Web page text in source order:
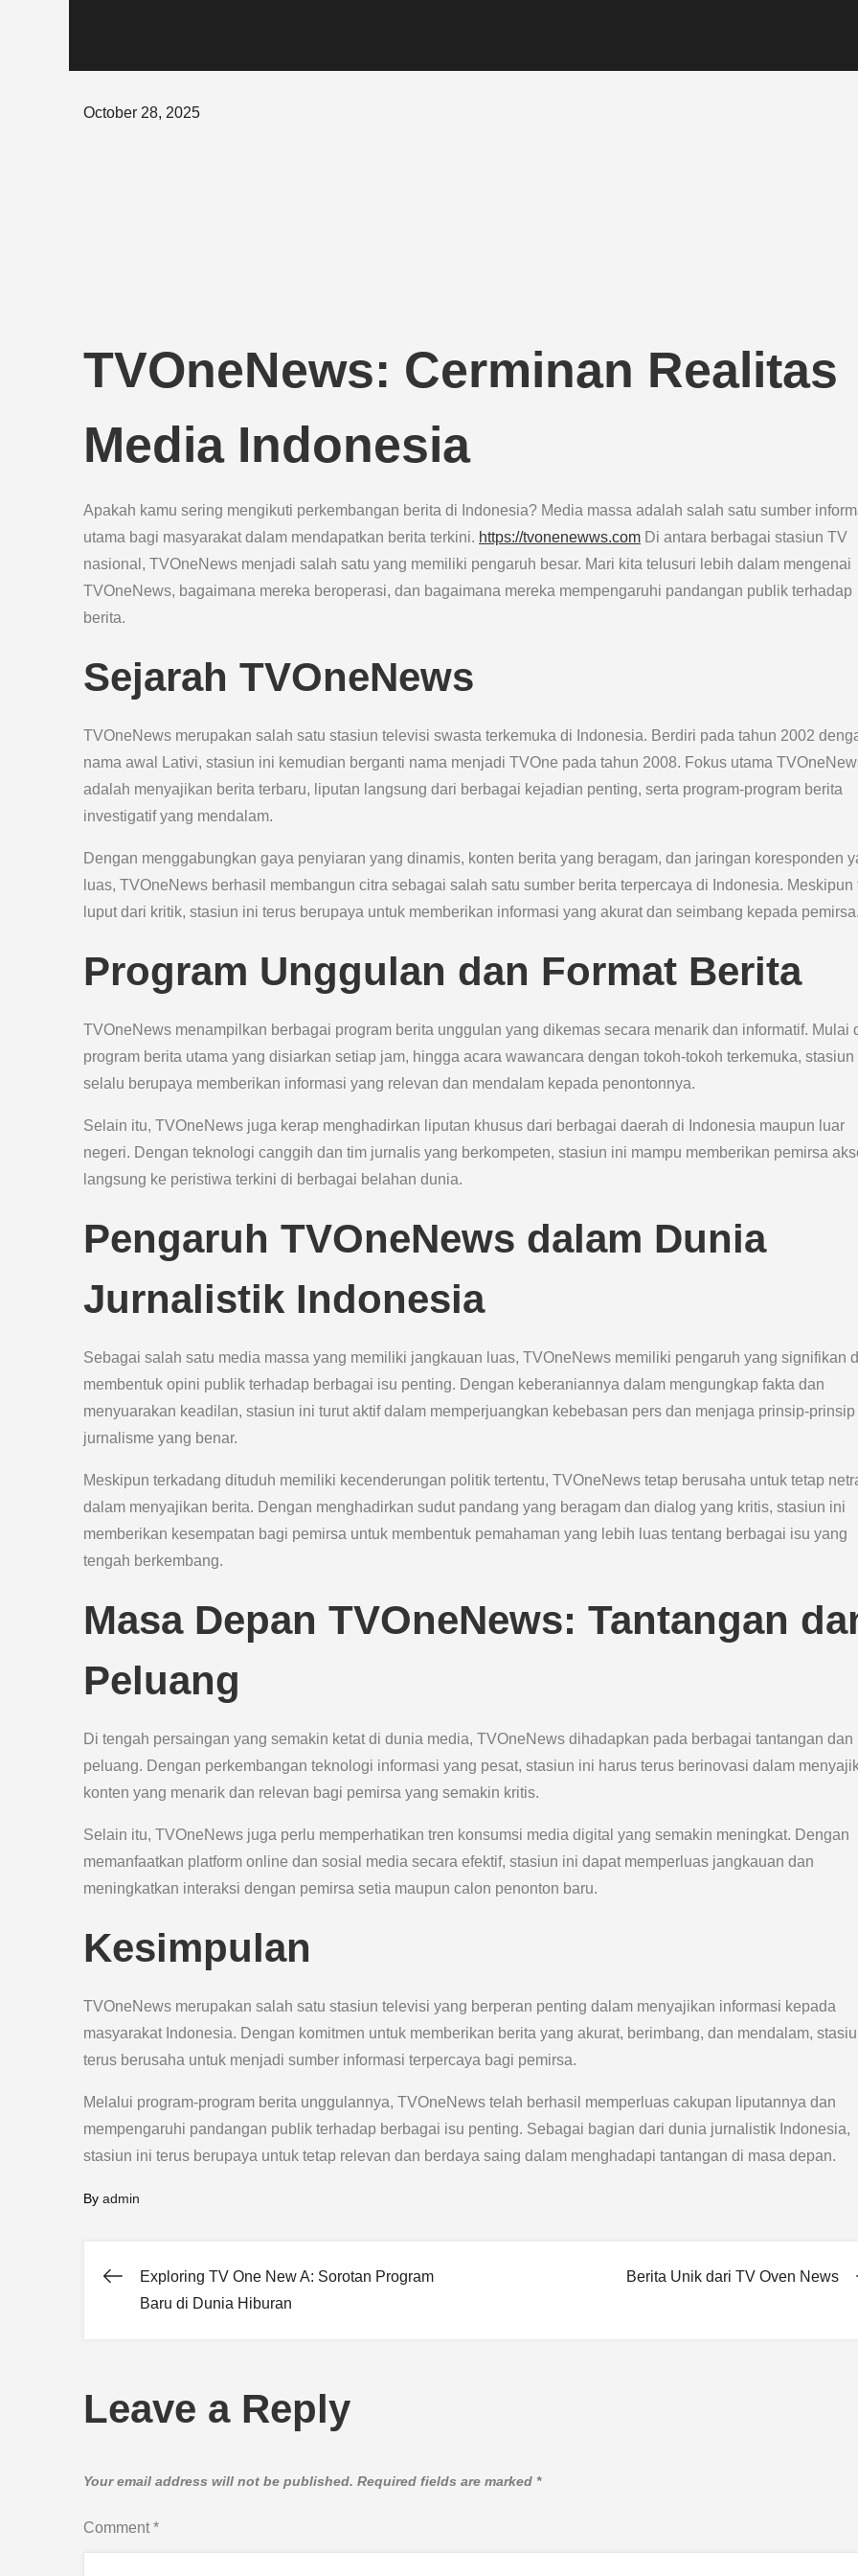
Posted
October 28, 2025
TVOneNews: Cerminan Realitas
Media Indonesia
Apakah kamu sering mengikuti perkembangan berita di Indonesia? Media massa adalah salah satu sumber
utama bagi masyarakat dalam mendapatkan berita terkini. https://tvonenewws.com Di antara berbagai stasiun TV
nasional, TVOneNews menjadi salah satu yang memiliki pengaruh besar. Mari kita telusuri lebih dalam mengenai
TVOneNews, bagaimana mereka beroperasi, dan bagaimana mereka mempengaruhi pandangan publik terhadap
berita.
Sejarah TVOneNews
TVOneNews merupakan salah satu stasiun televisi swasta terkemuka di Indonesia. Berdiri pada tahun 2002
nama awal Lativi, stasiun ini kemudian berganti nama menjadi TVOne pada tahun 2008. Fokus utama
adalah menyajikan berita terbaru, liputan langsung dari berbagai kejadian penting, serta program-program berita
investigatif yang mendalam.
Dengan menggabungkan gaya penyiaran yang dinamis, konten berita yang beragam, dan jaringan koresponden
luas, TVOneNews berhasil membangun citra sebagai salah satu sumber berita terpercaya di Indonesia. Meskipun
luput dari kritik, stasiun ini terus berupaya untuk memberikan informasi yang akurat dan seimbang kepada pemirsa.
Program Unggulan dan Format Berita
TVOneNews menampilkan berbagai program berita unggulan yang dikemas secara menarik dan informatif. Mulai
program berita utama yang disiarkan setiap jam, hingga acara wawancara dengan tokoh-tokoh terkemuka, stasiun
selalu berupaya memberikan informasi yang relevan dan mendalam kepada penontonnya.
Selain itu, TVOneNews juga kerap menghadirkan liputan khusus dari berbagai daerah di Indonesia maupun luar
negeri. Dengan teknologi canggih dan tim jurnalis yang berkompeten, stasiun ini mampu memberikan pemirsa
langsung ke peristiwa terkini di berbagai belahan dunia.
Pengaruh TVOneNews dalam Dunia
Jurnalistik Indonesia
Sebagai salah satu media massa yang memiliki jangkauan luas, TVOneNews memiliki pengaruh yang signifikan
membentuk opini publik terhadap berbagai isu penting. Dengan keberaniannya dalam mengungkap fakta dan
menyuarakan keadilan, stasiun ini turut aktif dalam memperjuangkan kebebasan pers dan menjaga prinsip-prinsip
jurnalisme yang benar.
Meskipun terkadang dituduh memiliki kecenderungan politik tertentu, TVOneNews tetap berusaha untuk tetap
dalam menyajikan berita. Dengan menghadirkan sudut pandang yang beragam dan dialog yang kritis, stasiun ini
memberikan kesempatan bagi pemirsa untuk membentuk pemahaman yang lebih luas tentang berbagai isu yang
tengah berkembang.
Masa Depan TVOneNews: Tantangan
Peluang
Di tengah persaingan yang semakin ketat di dunia media, TVOneNews dihadapkan pada berbagai tantangan dan
peluang. Dengan perkembangan teknologi informasi yang pesat, stasiun ini harus terus berinovasi dalam
konten yang menarik dan relevan bagi pemirsa yang semakin kritis.
Selain itu, TVOneNews juga perlu memperhatikan tren konsumsi media digital yang semakin meningkat. Dengan
memanfaatkan platform online dan sosial media secara efektif, stasiun ini dapat memperluas jangkauan dan
meningkatkan interaksi dengan pemirsa setia maupun calon penonton baru.
Kesimpulan
TVOneNews merupakan salah satu stasiun televisi yang berperan penting dalam menyajikan informasi kepada
masyarakat Indonesia. Dengan komitmen untuk memberikan berita yang akurat, berimbang, dan mendalam,
terus berusaha untuk menjadi sumber informasi terpercaya bagi pemirsa.
Melalui program-program berita unggulannya, TVOneNews telah berhasil memperluas cakupan liputannya dan
mempengaruhi pandangan publik terhadap berbagai isu penting. Sebagai bagian dari dunia jurnalistik Indonesia,
stasiun ini terus berupaya untuk tetap relevan dan berdaya saing dalam menghadapi tantangan di masa depan.
By admin
Post
Exploring TV One New A: Sorotan Program
Baru di Dunia Hiburan
Berita Unik dari TV Oven News
Leave a Reply
Your email address will not be published. Required fields are marked *
Comment *